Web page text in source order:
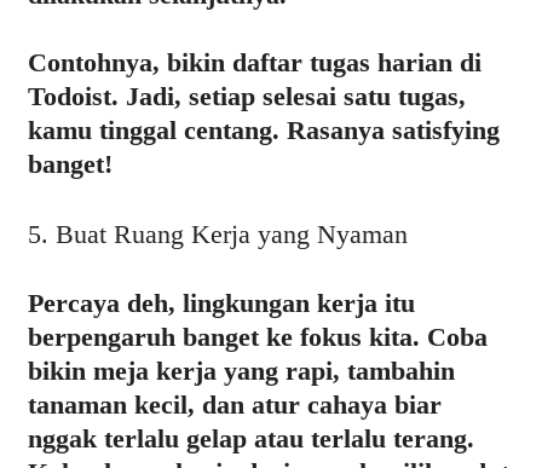
Contohnya, bikin daftar tugas harian di
Todoist. Jadi, setiap selesai satu tugas,
kamu tinggal centang. Rasanya satisfying
banget!
5. Buat Ruang Kerja yang Nyaman
Percaya deh, lingkungan kerja itu
berpengaruh banget ke fokus kita. Coba
bikin meja kerja yang rapi, tambahin
tanaman kecil, dan atur cahaya biar
nggak terlalu gelap atau terlalu terang.